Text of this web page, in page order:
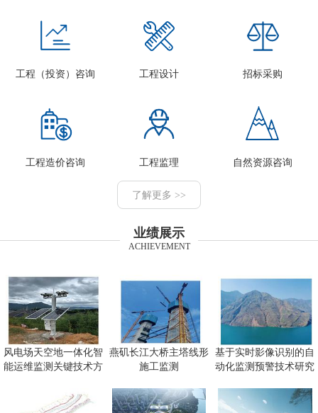
工程（投资）咨询 工程设计 招标采购
工程造价咨询 工程监理 自然资源咨询
了解更多 >>
业绩展示
ACHIEVEMENT
风电场天空地一体化智
能运维监测关键技术方
燕矶长江大桥主塔线形
施工监测
基于实时影像识别的自
动化监测预警技术研究